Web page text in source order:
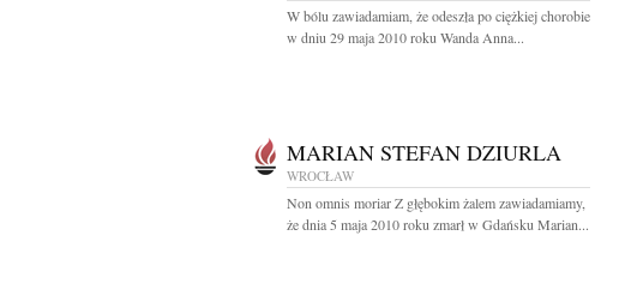
W bólu zawiadamiam, że odeszła po ciężkiej chorobie
w dniu 29 maja 2010 roku Wanda Anna...
MARIAN STEFAN DZIURLA
WROCŁAW
Non omnis moriar Z głębokim żalem zawiadamiamy,
że dnia 5 maja 2010 roku zmarł w Gdańsku Marian...